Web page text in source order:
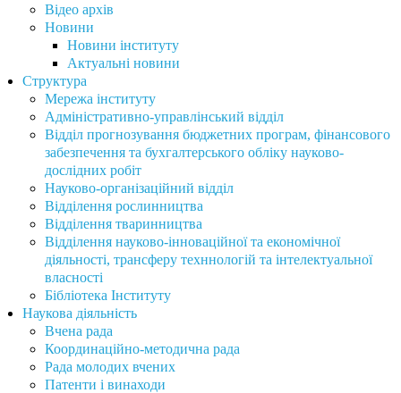
Відео архів
Новини
Новини інституту
Актуальні новини
Структура
Мережа інституту
Адміністративно-управлінський відділ
Відділ прогнозування бюджетних програм, фінансового
забезпечення та бухгалтерського обліку науково-
дослідних робіт
Науково-організаційний відділ
Відділення рослинництва
Відділення тваринництва
Відділення науково-інноваційної та економічної
діяльності, трансферу техннологій та інтелектуальної
власності
Бібліотека Інституту
Наукова діяльність
Вчена рада
Координаційно-методична рада
Рада молодих вчених
Патенти і винаходи